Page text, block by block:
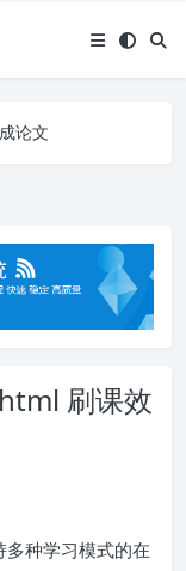
论文
接入代刷代考项目3000+
入代刷代考项目3000+
刷课效
多种学习模式的在